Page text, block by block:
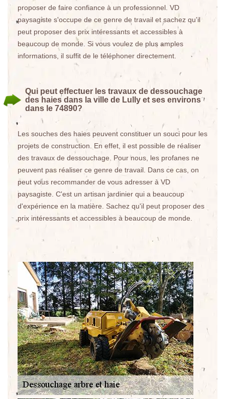
proposer de faire confiance à un professionnel. VD
paysagiste s'occupe de ce genre de travail et sachez qu'il
peut proposer des prix intéressants et accessibles à
beaucoup de monde. Si vous voulez de plus amples
informations, il suffit de le téléphoner directement.
Qui peut effectuer les travaux de dessouchage
des haies dans la ville de Lully et ses environs
dans le 74890?
Les souches des haies peuvent constituer un souci pour les
projets de construction. En effet, il est possible de réaliser
des travaux de dessouchage. Pour nous, les profanes ne
peuvent pas réaliser ce genre de travail. Dans ce cas, on
peut vous recommander de vous adresser à VD
paysagiste. C'est un artisan jardinier qui a beaucoup
d'expérience en la matière. Sachez qu'il peut proposer des
prix intéressants et accessibles à beaucoup de monde.